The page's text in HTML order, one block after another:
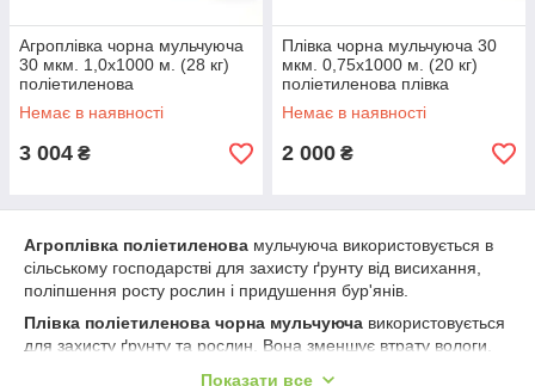
Агроплівка чорна мульчуюча
30 мкм. 1,0х1000 м. (28 кг)
поліетиленова
Немає в наявності
3 004 ₴
Плівка чорна мульчуюча 30
мкм. 0,75х1000 м. (20 кг)
поліетиленова плівка
Немає в наявності
2 000 ₴
Агроплівка поліетиленова мульчуюча використовується в
сільському господарстві для захисту ґрунту від висихання,
поліпшення росту рослин і придушення бур'янів.
Плівка поліетиленова чорна мульчуюча використовується
для захисту ґрунту та рослин. Вона зменшує втрату вологи,
Показати все